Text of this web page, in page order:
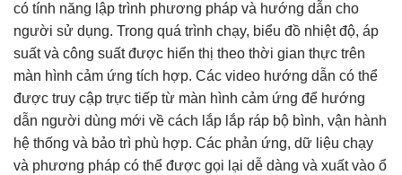
có tính năng lập trình phương pháp và hướng dẫn cho
người sử dụng. Trong quá trình chạy, biểu đồ nhiệt độ, áp
suất và công suất được hiển thị theo thời gian thực trên
màn hình cảm ứng tích hợp. Các video hướng dẫn có thể
được truy cập trực tiếp từ màn hình cảm ứng để hướng
dẫn người dùng mới về cách lắp lắp ráp bộ bình, vận hành
hệ thống và bảo trì phù hợp. Các phản ứng, dữ liệu chạy
và phương pháp có thể được gọi lại dễ dàng và xuất vào ổ